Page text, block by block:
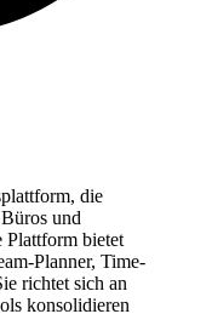
die
und
bietet
Planner, Time-
richtet sich an
konsolidieren